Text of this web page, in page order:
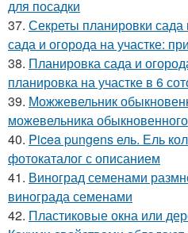
для посадки
37. Секреты планировки
сада и огорода на участке:
38. Планировка сада и
планировка на участке в 6
39. Можжевельник
можевельника обыкновенного
40. Picea pungens ель. Ель
фотокаталог с описанием
41. Виноград семенами
винограда семенами
42. Пластиковые окна или